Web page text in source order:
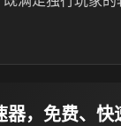
器，免费、快